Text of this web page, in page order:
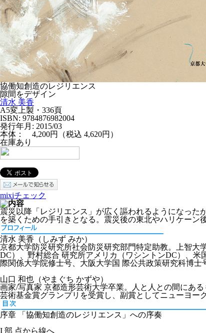
協働知創造のレジリエンス
隙間をデザイン
清水 美香
A5変上製・336頁
ISBN: 9784876982004
発行年月: 2015/03
本体： 4,200円 （税込 4,620円 ）
在庫あり
mixiチェック
震災以降「レジリエンス」が広く謳われるようになっ
を築くための手引きとなる。震災後の東北やハリケーン
清水 美香（しみず みか）
京都大学防災研究所社会防災研究部門特定助教。上智大
DC）、野村総合 研究所アメリカ（ワシントンDC）、米
際関係大学院修士号、大阪大学国 際公共政策研究科博
山口 和也（やまぐち かずや）
画家/写真家 京都造形芸術大学卒業。人と人との間にあ
芸術基金賞グランプリを受賞し、副賞としてニューヨー
序章 「協働知創造のレジリエンス」への序奏
I 部 点から線へ